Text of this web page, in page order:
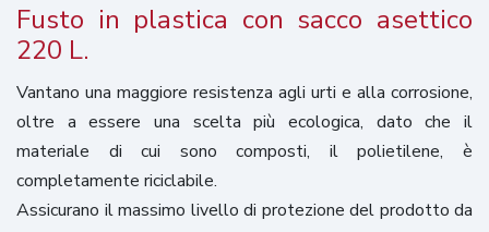
Fusto in plastica con sacco asettico
220 L.
Vantano una maggiore resistenza agli urti e alla corrosione,
oltre a essere una scelta più ecologica, dato che il
materiale di cui sono composti, il polietilene, è
completamente riciclabile.
Assicurano il massimo livello di protezione del prodotto da